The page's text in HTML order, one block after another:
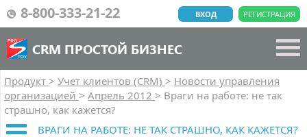
8-800-333-21-22 РЕГИСТРАЦИЯ
ВХОД
CRM ПРОСТОЙ БИЗНЕС
Продукт > Учет клиентов (CRM) > Новости управления
организацией > Апрель 2012 > Враги на работе: не так
страшно, как кажется?
ВРАГИ НА РАБОТЕ: НЕ ТАК СТРАШНО, КАК КАЖЕТСЯ?